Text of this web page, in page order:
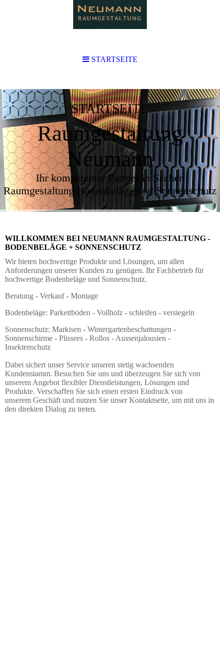
STARTSEITE
Raumgestaltung
Neumann
Ihr kompetenter Partner in Sachen
Raumgestaltung Bodenbeläge und Sonnenschutz
WILLKOMMEN BEI NEUMANN RAUMGESTALTUNG -
BODENBELÄGE + SONNENSCHUTZ
Wir bieten hochwertige Produkte und Lösungen, um allen
Anforderungen unserer Kunden zu genügen. Ihr Fachbetrieb für
hochwertige Bodenbeläge und Sonnenschutz.
Beratung - Verkauf - Montage
Bodenbeläge: Parkettböden - Vollholz - schleifen - versiegeln
Sonnenschutz: Markisen - Wintergartenbeschattungen -
Sonnenschirme - Plissees - Rollos - Aussenjalousien -
Insektenschutz
Dabei sichert unser Service unseren stetig wachsenden
Kundenstamm. Besuchen Sie uns und überzeugen Sie sich von
unserem Angebot flexibler Dienstleistungen, Lösungen und
Produkte. Verschaffen Sie sich einen ersten Eindruck von
unserem Geschäft und nutzen Sie unser Kontaktseite, um mit uns in
den direkten Dialog zu treten.
STARTSEITE